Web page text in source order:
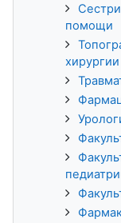
помощи
хирургии